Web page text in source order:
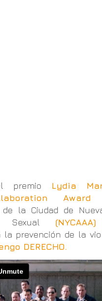
premio
Lydia
Award
la Ciudad de
Sexual (
la prevención de la
DERECHO.